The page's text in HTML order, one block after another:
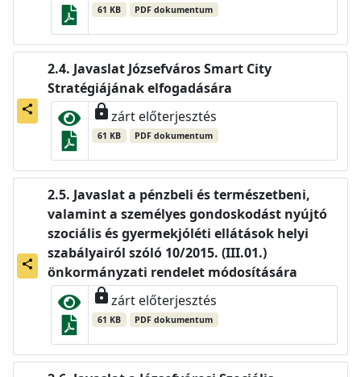
61 KB PDF dokumentum
share
Javaslat Józsefváros Smart City
Stratégiájának elfogadására
lockzárt előterjesztés
61 KB PDF dokumentum
share
Javaslat a pénzbeli és természetbeni,
valamint a személyes gondoskodást nyújtó
szociális és gyermekjóléti ellátások helyi
szabályairól szóló 10/2015. (III.01.)
önkormányzati rendelet módosítására
lockzárt előterjesztés
61 KB PDF dokumentum